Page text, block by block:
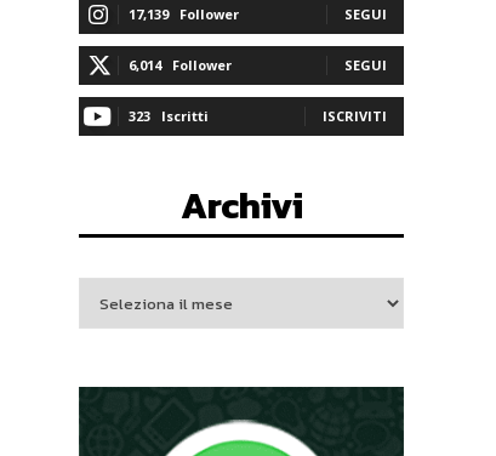
17,139 Follower SEGUI
6,014 Follower SEGUI
323 Iscritti ISCRIVITI
Archivi